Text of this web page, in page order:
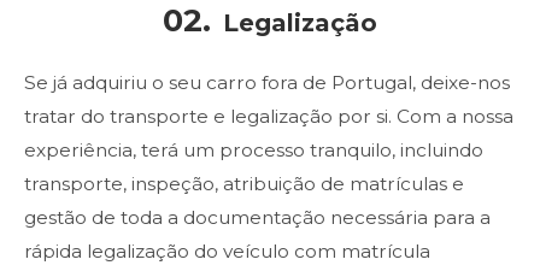
02. Legalização
Se já adquiriu o seu carro fora de Portugal, deixe-nos
tratar do transporte e legalização por si. Com a nossa
experiência, terá um processo tranquilo, incluindo
transporte, inspeção, atribuição de matrículas e
gestão de toda a documentação necessária para a
rápida legalização do veículo com matrícula